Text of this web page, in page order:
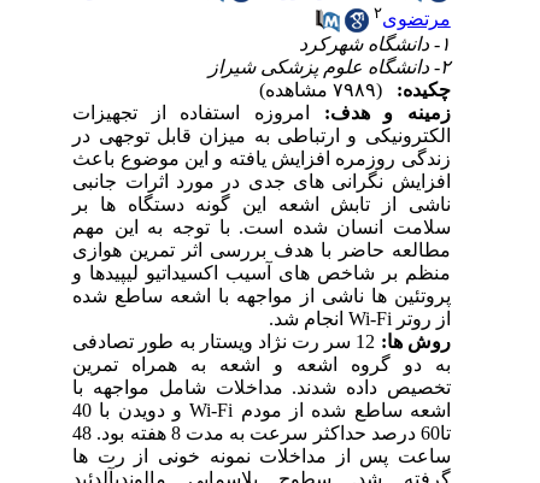
مرتضوی
(۷۹۸۹ مشاهده)
زمینه و هدف:امروزه استفاده از تجهیزات
الکترونیکی و ارتباطی به میزان قابل توجهی در
زندگی روزمره افزایش یافته و این موضوع باعث
افزایش نگرانی ­های جدی در مورد اثرات جانبی
ناشی از تابش اشعه این گونه دستگاه­ ها بر
سلامت انسان شده است. با توجه به این مهم
مطالعه حاضر با هدف بررسی اثر تمرین هوازی
منظم بر شاخص­ های آسیب اکسیداتیو لیپیدها و
پروتئین­ ها ناشی از مواجهه با اشعه ساطع شده
Wi-Fiانجام شد.
روش­ ها:
12 سر رت نژاد ویستار به ­طور تصادفی
به دو گروه اشعه و اشعه به همراه تمرین
تخصیص داده شدند. مداخلات شامل مواجهه با
ساطع شده از مودم Wi-Fi
و دویدن با 40
درصد حداکثر سرعت به مدت 8 هفته
بود. 48
ساعت پس از مداخلات نمونه خونی از رت­ ها
گرفته شد. سطوح
پلاسمایی مالون­دی­آلدئید